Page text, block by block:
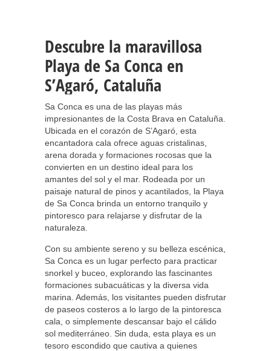
Descubre la maravillosa
Playa de Sa Conca en
S’Agaró, Cataluña
Sa Conca es una de las playas más
impresionantes de la Costa Brava en Cataluña.
Ubicada en el corazón de S’Agaró, esta
encantadora cala ofrece aguas cristalinas,
arena dorada y formaciones rocosas que la
convierten en un destino ideal para los
amantes del sol y el mar. Rodeada por un
paisaje natural de pinos y acantilados, la Playa
de Sa Conca brinda un entorno tranquilo y
pintoresco para relajarse y disfrutar de la
naturaleza.
Con su ambiente sereno y su belleza escénica,
Sa Conca es un lugar perfecto para practicar
snorkel y buceo, explorando las fascinantes
formaciones subacuáticas y la diversa vida
marina. Además, los visitantes pueden disfrutar
de paseos costeros a lo largo de la pintoresca
cala, o simplemente descansar bajo el cálido
sol mediterráneo. Sin duda, esta playa es un
tesoro escondido que cautiva a quienes